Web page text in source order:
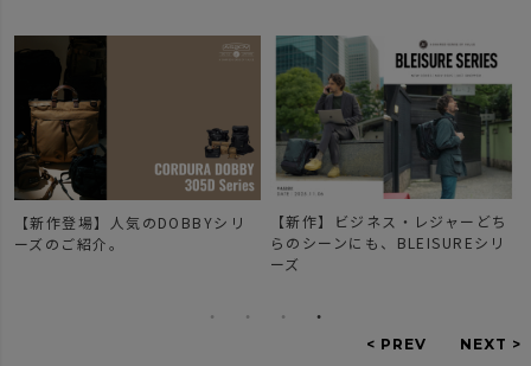
【新作登場】人気のDOBBYシリ
ーズのご紹介。
【新作】ビジネス・レジャーどち
らのシーンにも、BLEISUREシリ
ーズ